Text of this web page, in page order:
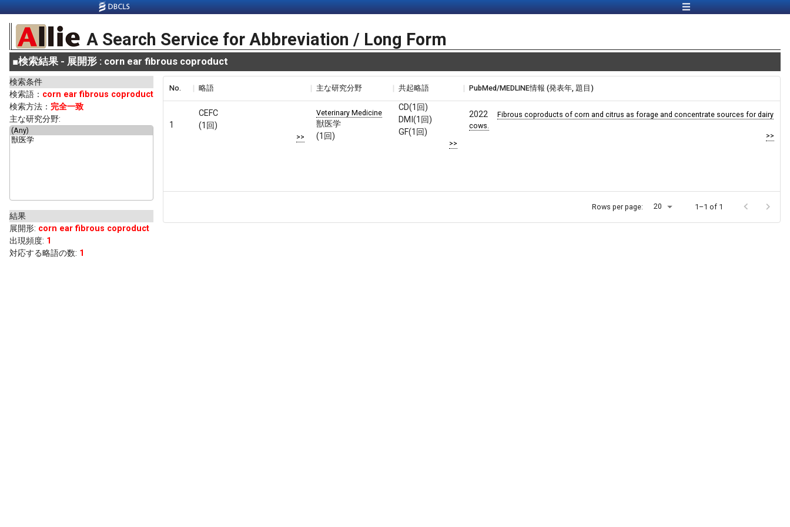
A Search Service for Abbreviation / Long Form
■検索結果 - 展開形 : corn ear fibrous coproduct
検索条件
検索語： corn ear fibrous coproduct
検索方法： 完全一致
主な研究分野:
結果
展開形: corn ear fibrous coproduct
出現頻度: 1
対応する略語の数: 1
No. 略語 主な研究分野 共起略語 PubMed/MEDLINE情報 (発表年, 題目)
1
CEFC
(1回)
>>
Veterinary Medicine
獣医学
(1回)
CD(1回)
DMI(1回)
GF(1回)
>>
2022
Fibrous coproducts of corn and citrus as forage and concentrate sources for dairy
cows.
>>
Rows per page: 20 1–1 of 1